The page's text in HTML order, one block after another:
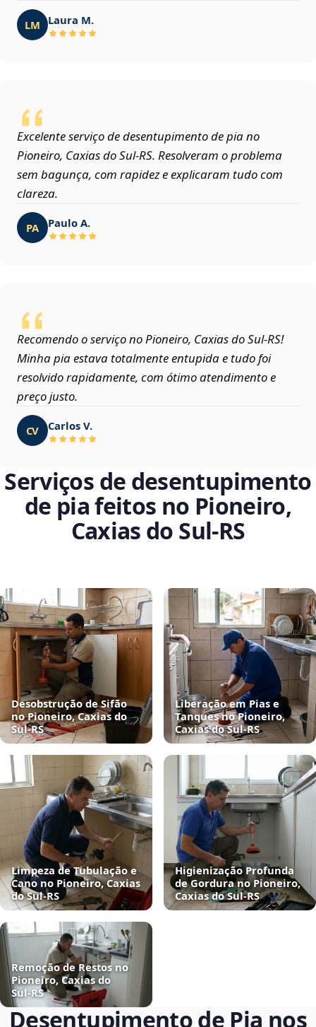
LM Laura M.
Excelente serviço de desentupimento de pia no
Pioneiro, Caxias do Sul‑RS. Resolveram o problema
sem bagunça, com rapidez e explicaram tudo com
clareza.
PA Paulo A.
Recomendo o serviço no Pioneiro, Caxias do Sul‑RS!
Minha pia estava totalmente entupida e tudo foi
resolvido rapidamente, com ótimo atendimento e
preço justo.
CV Carlos V.
Serviços de desentupimento
de pia feitos no Pioneiro,
Caxias do Sul‑RS
Desobstrução de Sifão
no Pioneiro, Caxias do
Sul‑RS
Liberação em Pias e
Tanques no Pioneiro,
Caxias do Sul‑RS
Limpeza de Tubulação e
Cano no Pioneiro, Caxias
do Sul‑RS
Higienização Profunda
de Gordura no Pioneiro,
Caxias do Sul‑RS
Remoção de Restos no
Pioneiro, Caxias do
Sul‑RS
Desentupimento de Pia nos